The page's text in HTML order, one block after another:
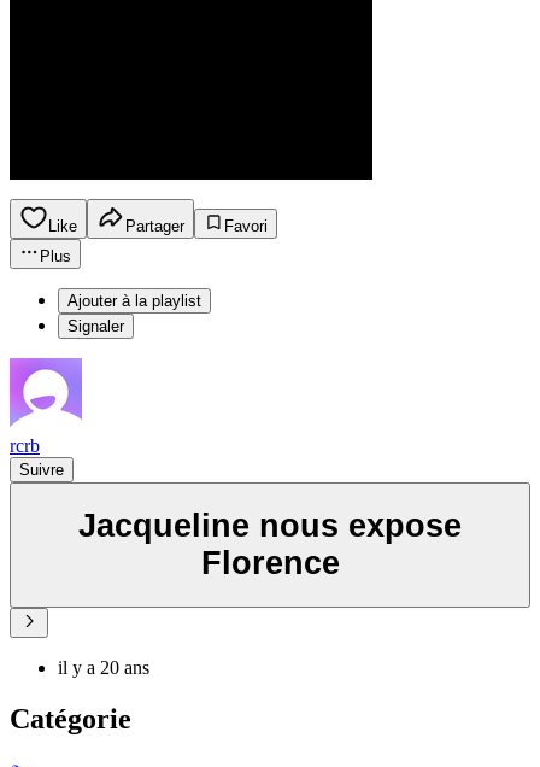
Like Partager
Favori
Plus
Ajouter à la playlist
Signaler
rcrb
Suivre
Jacqueline nous expose
Florence
il y a 20 ans
Catégorie